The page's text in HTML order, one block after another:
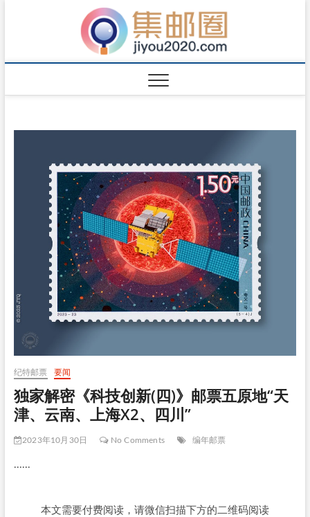
纪特邮票 要闻
独家解密《科技创新(四)》邮票五原地“天
津、云南、上海X2、四川”
2023年10月30日 No Comments 编年邮票
......
本文需要付费阅读，请微信扫描下方的二维码阅读